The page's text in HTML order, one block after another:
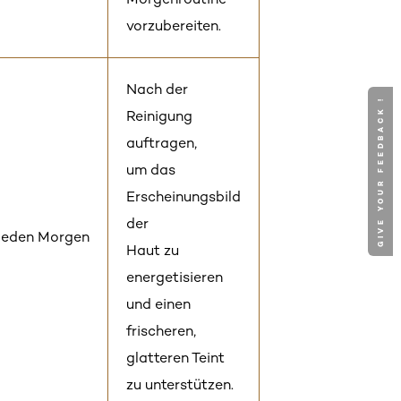
vorzubereiten.
Morgen
Nach der
Reinigung
auftragen,
um das
Erscheinungsbild
der
Haut zu
energetisieren
und einen
frischeren,
glatteren Teint
zu unterstützen.
GIVE YOUR FEEDBACK !